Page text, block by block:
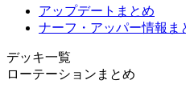
アップデートまとめ
ナーフ・アッパー情報ま
デッキ一覧
ローテーションまとめ